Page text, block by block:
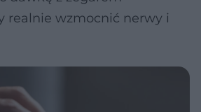
realnie wzmocnić nerwy i